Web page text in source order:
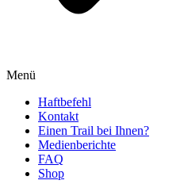
Menü
Haftbefehl
Kontakt
Einen Trail bei Ihnen?
Medienberichte
FAQ
Shop